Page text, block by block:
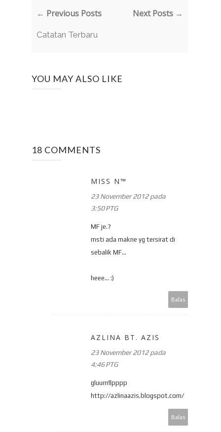
← Previous Posts
Catatan Terbaru
Next Posts →
YOU MAY ALSO LIKE
18 COMMENTS
MISS N™
23 November 2012 pada
3:50 PTG
MF je.?
msti ada makne yg tersirat di
sebalik MF...
heee... :)
Balas
AZLINA BT. AZIS
23 November 2012 pada
4:46 PTG
gluurrrllpppp
http://azlinaazis.blogspot.com/
Balas